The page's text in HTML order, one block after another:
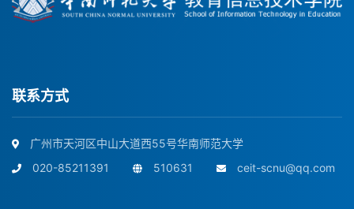
联系方式
广州市天河区中山大道西55号华南师范大学
020-85211391
510631 ceit-scnu@qq.com